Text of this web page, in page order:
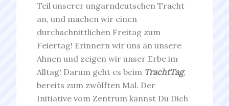
Teil unserer ungarndeutschen Tracht
an, und machen wir einen
durchschnittlichen Freitag zum
Feiertag! Erinnern wir uns an unsere
Ahnen und zeigen wir unser Erbe im
Alltag! Darum geht es beim TrachtTag,
bereits zum zwölften Mal. Der
Initiative vom Zentrum kannst Du Dich